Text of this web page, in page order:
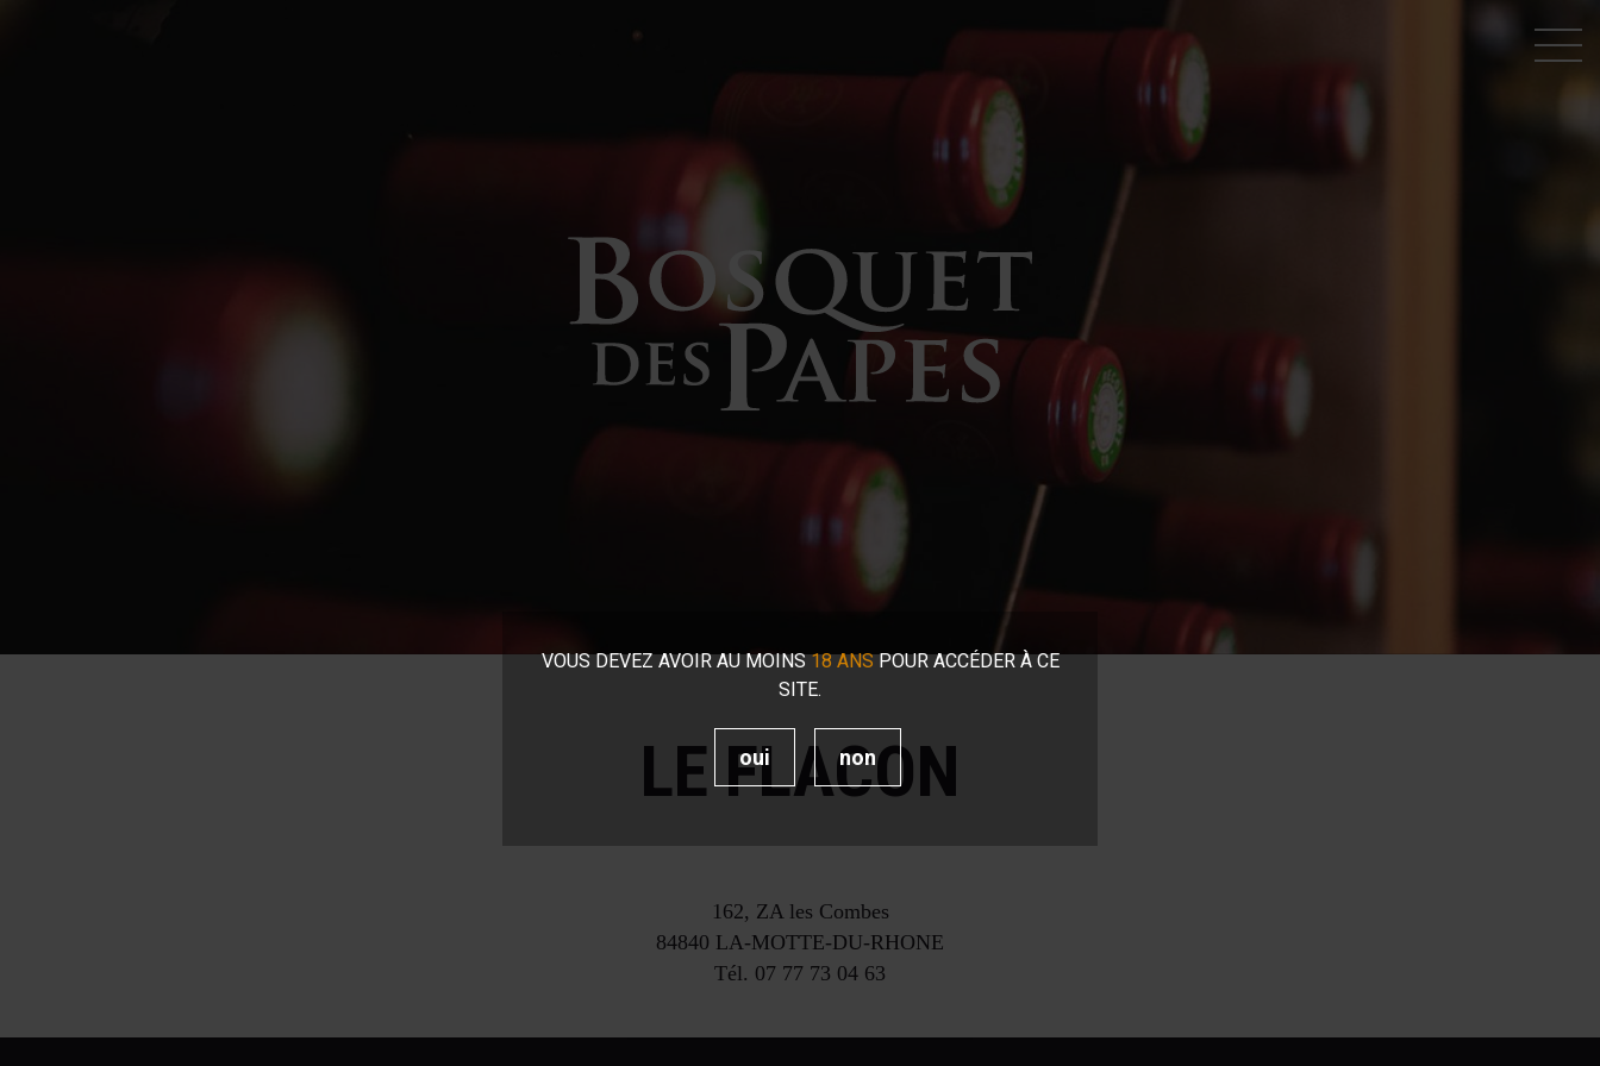
VOUS DEVEZ AVOIR AU MOINS18 ANSPOUR ACCÉDER À CE
SITE.
oui non
LE FLACON
162, ZA les Combes
84840 LA-MOTTE-DU-RHONE
Tél. 07 77 73 04 63